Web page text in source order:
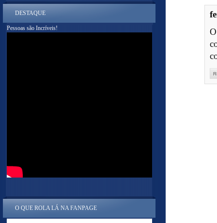
DESTAQUE
Pessoas são Incríveis!
O QUE ROLA LÁ NA FANPAGE